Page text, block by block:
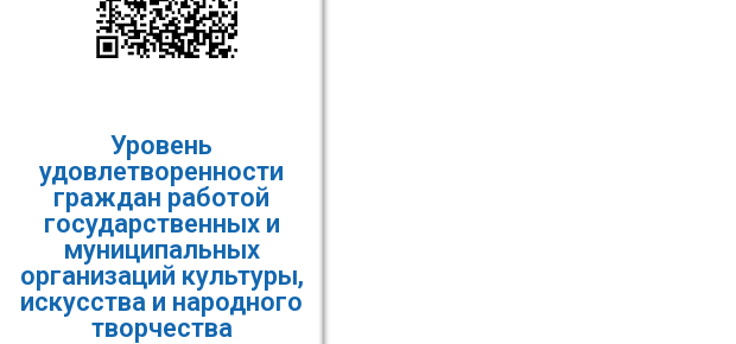
Уровень
удовлетворенности
граждан работой
государственных и
муниципальных
организаций культуры,
искусства и народного
творчества